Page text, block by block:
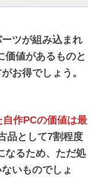
ツが組み込まれ
価値があるものと
お得でしょう。
作PCの価値は最
品として7割程度
なるため、ただ処
いものでしょ